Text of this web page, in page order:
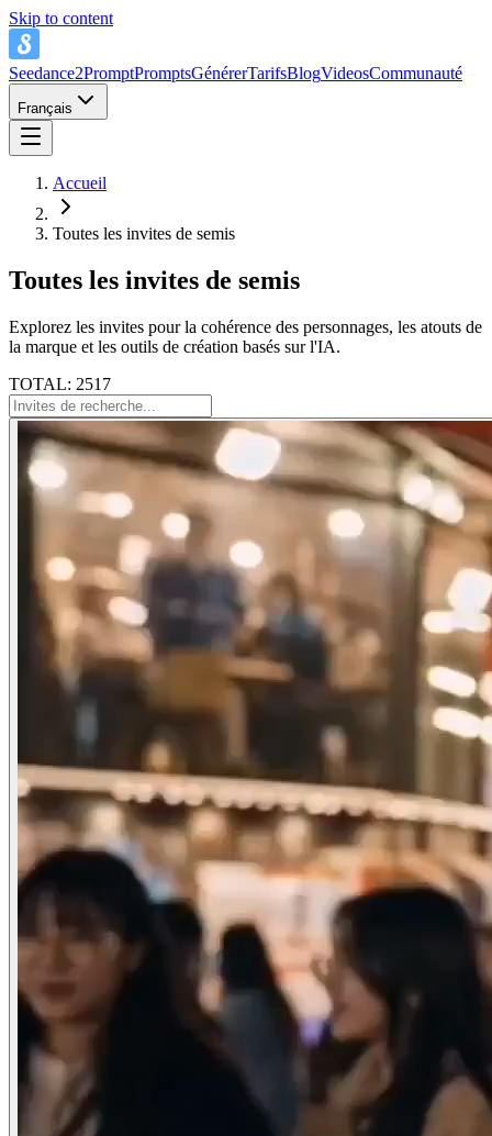
Skip to content
Seedance2PromptPromptsGénérerTarifsBlogVideosCommunauté
Français
Accueil
Toutes les invites de semis
Toutes les invites de semis
Explorez les invites pour la cohérence des personnages, les atouts de
la marque et les outils de création basés sur l'IA.
TOTAL: 2517